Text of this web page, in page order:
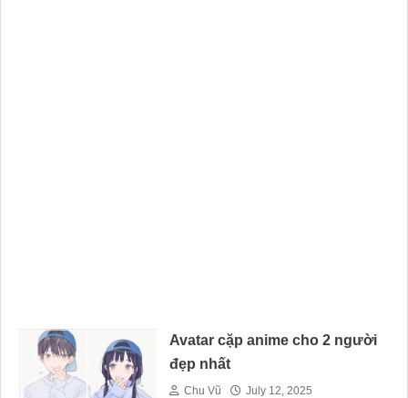
Avatar cặp anime cho 2 người
đẹp nhất
Chu Vũ July 12, 2025